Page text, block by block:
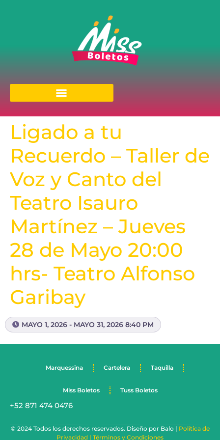
Ligado a tu
Recuerdo – Taller de
Voz y Canto del
Teatro Isauro
Martínez – Jueves
28 de Mayo 20:00
hrs- Teatro Alfonso
Garibay
MAYO 1, 2026 - MAYO 31, 2026 8:40 PM
Marquessina Cartelera Taquilla
Miss Boletos Tuss Boletos
+52 871 474 0476
© 2024 Todos los derechos reservados. Diseño por Balo | Política de
Privacidad | Términos y Condiciones